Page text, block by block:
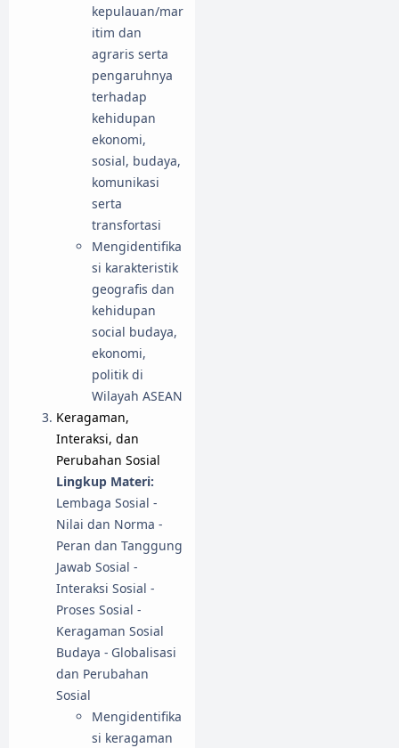
kepulauan/mar
itim dan
agraris serta
pengaruhnya
terhadap
kehidupan
ekonomi,
sosial, budaya,
komunikasi
serta
transfortasi
Mengidentifika
si karakteristik
geografis dan
kehidupan
social budaya,
ekonomi,
politik di
Wilayah ASEAN
Keragaman,
Interaksi, dan
Perubahan Sosial
Lingkup Materi:
Lembaga Sosial -
Nilai dan Norma -
Peran dan Tanggung
Jawab Sosial -
Interaksi Sosial -
Proses Sosial -
Keragaman Sosial
Budaya - Globalisasi
dan Perubahan
Sosial
Mengidentifika
si keragaman